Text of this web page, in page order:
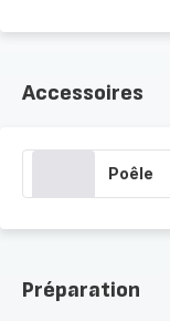
Accessoires
Poêle
Préparation